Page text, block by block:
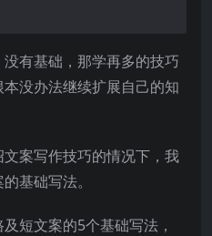
有基础，那学再多的技巧
没办法继续扩展自己的知
案写作技巧的情况下，我
基础写法。
短文案的5个基础写法，